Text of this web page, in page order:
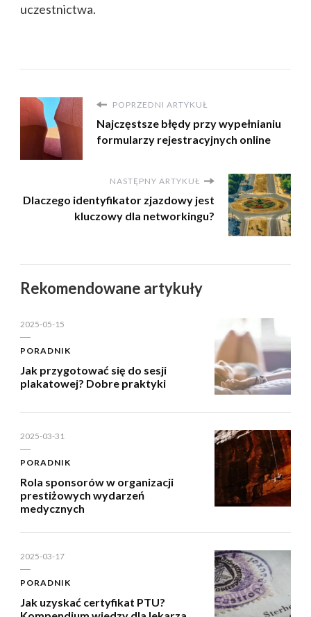
uczestnictwa.
POPRZEDNI ARTYKUŁ
Najczęstsze błędy przy wypełnianiu
formularzy rejestracyjnych online
NASTĘPNY ARTYKUŁ
Dlaczego identyfikator zjazdowy jest
kluczowy dla networkingu?
Rekomendowane artykuły
2025-05-15
PORADNIK
Jak przygotować się do sesji
plakatowej? Dobre praktyki
2025-03-31
PORADNIK
Rola sponsorów w organizacji
prestiżowych wydarzeń
medycznych
2025-03-17
PORADNIK
Jak uzyskać certyfikat PTU?